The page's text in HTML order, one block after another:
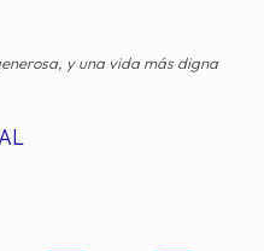
y una vida más digna